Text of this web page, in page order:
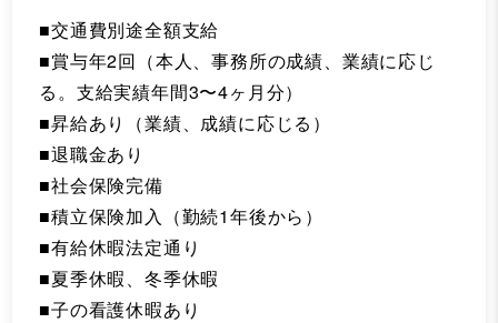
■交通費別途全額支給
■賞与年2回（本人、事務所の成績、業績に応じ
る。支給実績年間3〜4ヶ月分）
■昇給あり（業績、成績に応じる）
■退職金あり
■社会保険完備
■積立保険加入（勤続1年後から）
■有給休暇法定通り
■夏季休暇、冬季休暇
■子の看護休暇あり